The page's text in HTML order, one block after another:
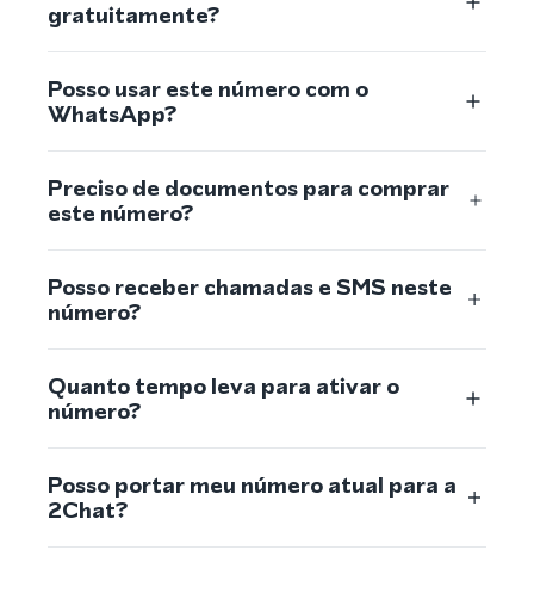
gratuitamente?
Posso usar este número com o
WhatsApp?
Preciso de documentos para comprar
este número?
Posso receber chamadas e SMS neste
número?
Quanto tempo leva para ativar o
número?
Posso portar meu número atual para a
2Chat?